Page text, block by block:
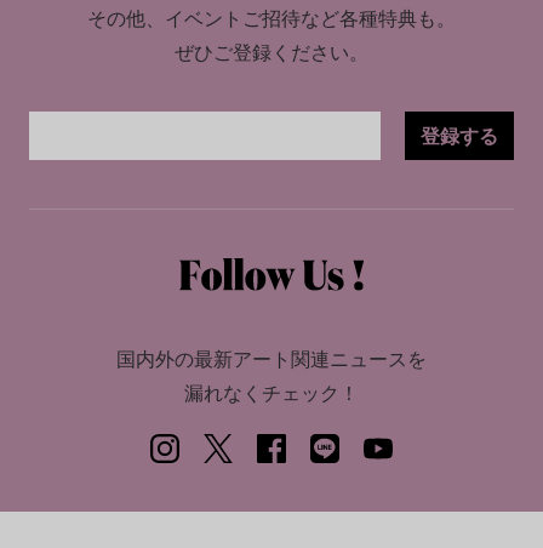
その他、イベントご招待など各種特典も。
ぜひご登録ください。
登録する
国内外の最新アート関連ニュースを
漏れなくチェック！